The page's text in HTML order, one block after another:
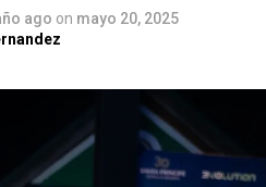
ago on mayo 20, 2025